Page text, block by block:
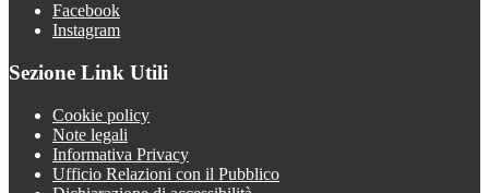
Facebook
Instagram
Sezione Link Utili
Cookie policy
Note legali
Informativa Privacy
Ufficio Relazioni con il Pubblico